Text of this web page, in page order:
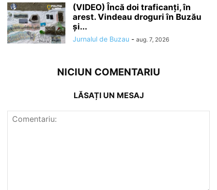
(VIDEO) Încă doi traficanți, în
arest. Vindeau droguri în Buzău
și...
Jurnalul de Buzau - aug. 7, 2026
NICIUN COMENTARIU
LĂSAȚI UN MESAJ